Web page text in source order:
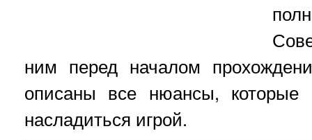
ним перед началом
описаны все нюансы, которые
насладиться игрой.